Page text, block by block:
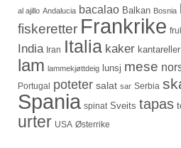
al ajillo Andalucia bacalao Balkan Bosnia
fiskeretter Frankrike
India Iran Italia kaker kantareller
lam lammekjøttdeig lunsj mese
Portugal poteter salat sar Serbia
Spania spinat Sveits tapas
urter USA Østerrike